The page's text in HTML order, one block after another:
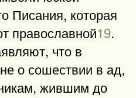
Писания, которая
православной19.
что в
о сошествии в ад,
жившим до